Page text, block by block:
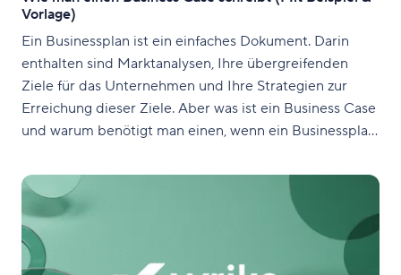
Vorlage)
Ein Businessplan ist ein einfaches Dokument. Darin
enthalten sind Marktanalysen, Ihre übergreifenden
Ziele für das Unternehmen und Ihre Strategien zur
Erreichung dieser Ziele. Aber was ist ein Business Case
und warum benötigt man einen, wenn ein Businessplan
untersucht man genauer ein spezifisches Problem und